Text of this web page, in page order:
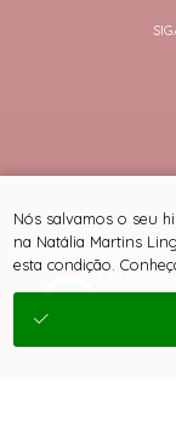
SITE 100%
Nós salvamos o seu
na Natália Martins
esta condição.